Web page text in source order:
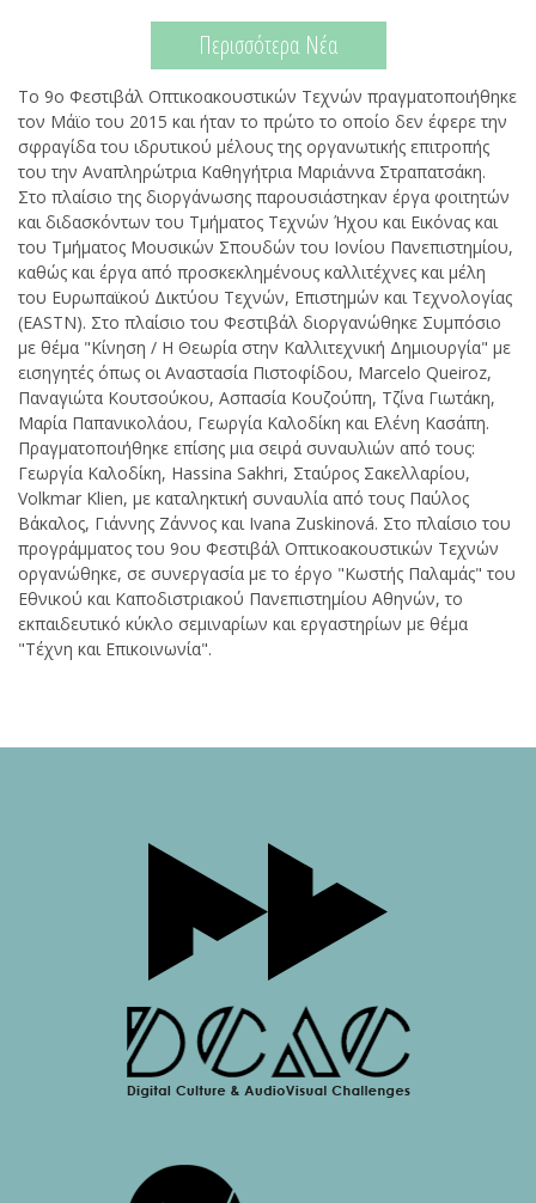
Περισσότερα Νέα
Το 9ο Φεστιβάλ Οπτικοακουστικών Τεχνών πραγματοποιήθηκε
τον Μάϊο του 2015 και ήταν το πρώτο το οποίο δεν έφερε την
σφραγίδα του ιδρυτικού μέλους της οργανωτικής επιτροπής
του την Αναπληρώτρια Καθηγήτρια Μαριάννα Στραπατσάκη.
Στο πλαίσιο της διοργάνωσης παρουσιάστηκαν έργα φοιτητών
και διδασκόντων του Τμήματος Τεχνών Ήχου και Εικόνας και
του Τμήματος Μουσικών Σπουδών του Ιονίου Πανεπιστημίου,
καθώς και έργα από προσκεκλημένους καλλιτέχνες και μέλη
του Ευρωπαϊκού Δικτύου Τεχνών, Επιστημών και Τεχνολογίας
(EASTN). Στο πλαίσιο του Φεστιβάλ διοργανώθηκε Συμπόσιο
με θέμα "Κίνηση / Η Θεωρία στην Καλλιτεχνική Δημιουργία" με
εισηγητές όπως οι Αναστασία Πιστοφίδου, Marcelo Queiroz,
Παναγιώτα Κουτσούκου, Ασπασία Κουζούπη, Τζίνα Γιωτάκη,
Μαρία Παπανικολάου, Γεωργία Καλοδίκη και Ελένη Κασάπη.
Πραγματοποιήθηκε επίσης μια σειρά συναυλιών από τους:
Γεωργία Καλοδίκη, Hassina Sakhri, Σταύρος Σακελλαρίου,
Volkmar Klien, με καταληκτική συναυλία από τους Παύλος
Βάκαλος, Γιάννης Ζάννος και Ivana Zuskinová. Στο πλαίσιο του
προγράμματος του 9ου Φεστιβάλ Οπτικοακουστικών Τεχνών
οργανώθηκε, σε συνεργασία με το έργο "Κωστής Παλαμάς" του
Εθνικού και Καποδιστριακού Πανεπιστημίου Αθηνών, το
εκπαιδευτικό κύκλο σεμιναρίων και εργαστηρίων με θέμα
"Τέχνη και Επικοινωνία".